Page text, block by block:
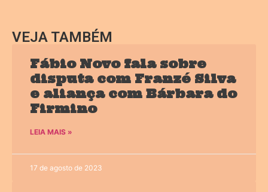
VEJA TAMBÉM
Fábio Novo fala sobre
disputa com Franzé Silva
e aliança com Bárbara do
Firmino
LEIA MAIS »
17 de agosto de 2023